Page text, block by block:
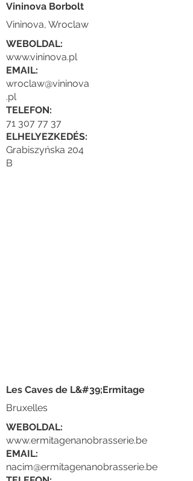
Vininova Borbolt
Vininova, Wroclaw
WEBOLDAL:
www.vininova.pl
EMAIL:
wroclaw@vininova
.pl
TELEFON:
71 307 77 37
ELHELYEZKEDÉS:
Grabiszyńska 204
B
Les Caves de L&#39;Ermitage
Bruxelles
WEBOLDAL:
www.ermitagenanobrasserie.be
EMAIL:
nacim@ermitagenanobrasserie.be